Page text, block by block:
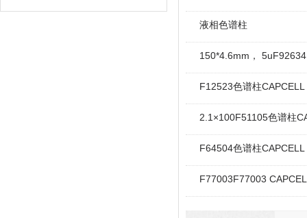
CAPCELL PAK C18 UG120
液相色谱柱
150*4.6mm，
F12523色谱柱
2.1×100F51105色谱柱
F64504色谱柱
F77003F77003